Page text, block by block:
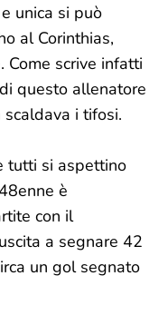
unica si può
al Corinthias,
scrive infatti
questo allenatore
i tifosi.
tutti si aspettino
è
con il
a segnare 42
un gol segnato